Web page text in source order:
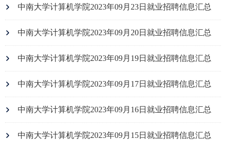
中南大学计算机学院2023年09月23日就业招聘信息汇总
中南大学计算机学院2023年09月20日就业招聘信息汇总
中南大学计算机学院2023年09月19日就业招聘信息汇总
中南大学计算机学院2023年09月17日就业招聘信息汇总
中南大学计算机学院2023年09月16日就业招聘信息汇总
中南大学计算机学院2023年09月15日就业招聘信息汇总